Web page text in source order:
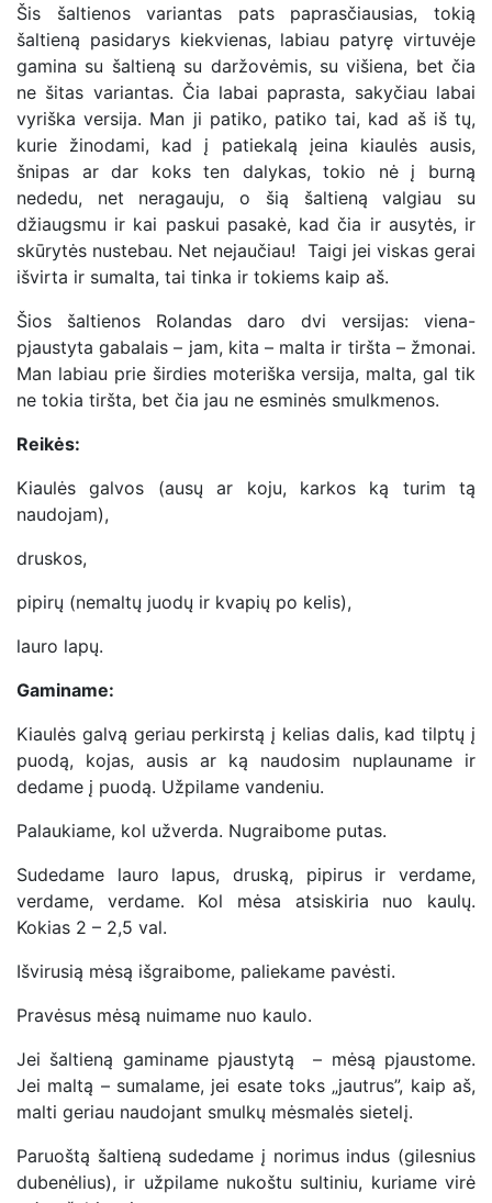
Šis šaltienos variantas pats paprasčiausias, tokią
šaltieną pasidarys kiekvienas, labiau patyrę virtuvėje
gamina su šaltieną su daržovėmis, su višiena, bet čia
ne šitas variantas. Čia labai paprasta, sakyčiau labai
vyriška versija. Man ji patiko, patiko tai, kad aš iš tų,
kurie žinodami, kad į patiekalą įeina kiaulės ausis,
šnipas ar dar koks ten dalykas, tokio nė į burną
nededu, net neragauju, o šią šaltieną valgiau su
džiaugsmu ir kai paskui pasakė, kad čia ir ausytės, ir
skūrytės nustebau. Net nejaučiau! Taigi jei viskas gerai
išvirta ir sumalta, tai tinka ir tokiems kaip aš.
Šios šaltienos Rolandas daro dvi versijas: viena-
pjaustyta gabalais – jam, kita – malta ir tiršta – žmonai.
Man labiau prie širdies moteriška versija, malta, gal tik
ne tokia tiršta, bet čia jau ne esminės smulkmenos.
Reikės:
Kiaulės galvos (ausų ar koju, karkos ką turim tą
naudojam),
druskos,
pipirų (nemaltų juodų ir kvapių po kelis),
lauro lapų.
Gaminame:
Kiaulės galvą geriau perkirstą į kelias dalis, kad tilptų į
puodą, kojas, ausis ar ką naudosim nuplauname ir
dedame į puodą. Užpilame vandeniu.
Palaukiame, kol užverda. Nugraibome putas.
Sudedame lauro lapus, druską, pipirus ir verdame,
verdame, verdame. Kol mėsa atsiskiria nuo kaulų.
Kokias 2 – 2,5 val.
Išvirusią mėsą išgraibome, paliekame pavėsti.
Pravėsus mėsą nuimame nuo kaulo.
Jei šaltieną gaminame pjaustytą – mėsą pjaustome.
Jei maltą – sumalame, jei esate toks „jautrus”, kaip aš,
malti geriau naudojant smulkų mėsmalės sietelį.
Paruoštą šaltieną sudedame į norimus indus (gilesnius
dubenėlius), ir užpilame nukoštu sultiniu, kuriame virė